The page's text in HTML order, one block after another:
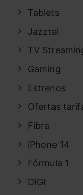
Tablets
Jazztel
TV
Gaming
Estrenos
Ofertas
Fibra
iPhone 14
Fórmula 1
DIGI